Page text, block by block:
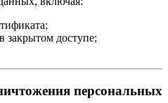
закрытом доступе;
персональных